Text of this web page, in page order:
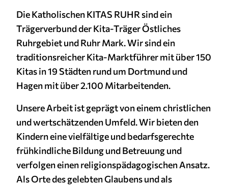
Die Katholischen KITAS RUHR sind ein
Trägerverbund der Kita-Träger Östliches
Ruhrgebiet und Ruhr Mark. Wir sind ein
traditionsreicher Kita-Marktführer mit über 150
Kitas in 19 Städten rund um Dortmund und
Hagen mit über 2.100 Mitarbeitenden.
Unsere Arbeit ist geprägt von einem christlichen
und wertschätzenden Umfeld. Wir bieten den
Kindern eine vielfältige und bedarfsgerechte
frühkindliche Bildung und Betreuung und
verfolgen einen religionspädagogischen Ansatz.
Als Orte des gelebten Glaubens und als
cookie_consent
Zweck:
Dieser Cookie speichert die ausgewählten
Einverständnis-Optionen des Benutzers
Cookie Laufzeit:
1 Jahr
MARKETING
Marketing Cookies werden von Drittanbietern
verwendet, um personalisierte Werbung
anzuzeigen. Sie tun dies, indem sie Besucher über
Websites hinweg verfolgen.